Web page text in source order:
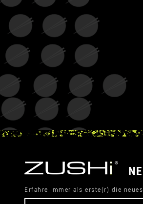
Erfahre immer als erste(r) die